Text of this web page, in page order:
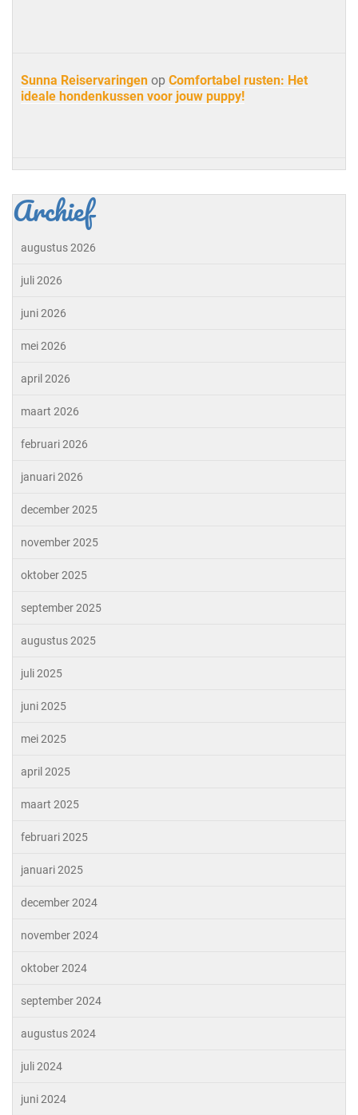
Sunna Reiservaringen op Comfortabel rusten: Het
ideale hondenkussen voor jouw puppy!
Archief
augustus 2026
juli 2026
juni 2026
mei 2026
april 2026
maart 2026
februari 2026
januari 2026
december 2025
november 2025
oktober 2025
september 2025
augustus 2025
juli 2025
juni 2025
mei 2025
april 2025
maart 2025
februari 2025
januari 2025
december 2024
november 2024
oktober 2024
september 2024
augustus 2024
juli 2024
juni 2024